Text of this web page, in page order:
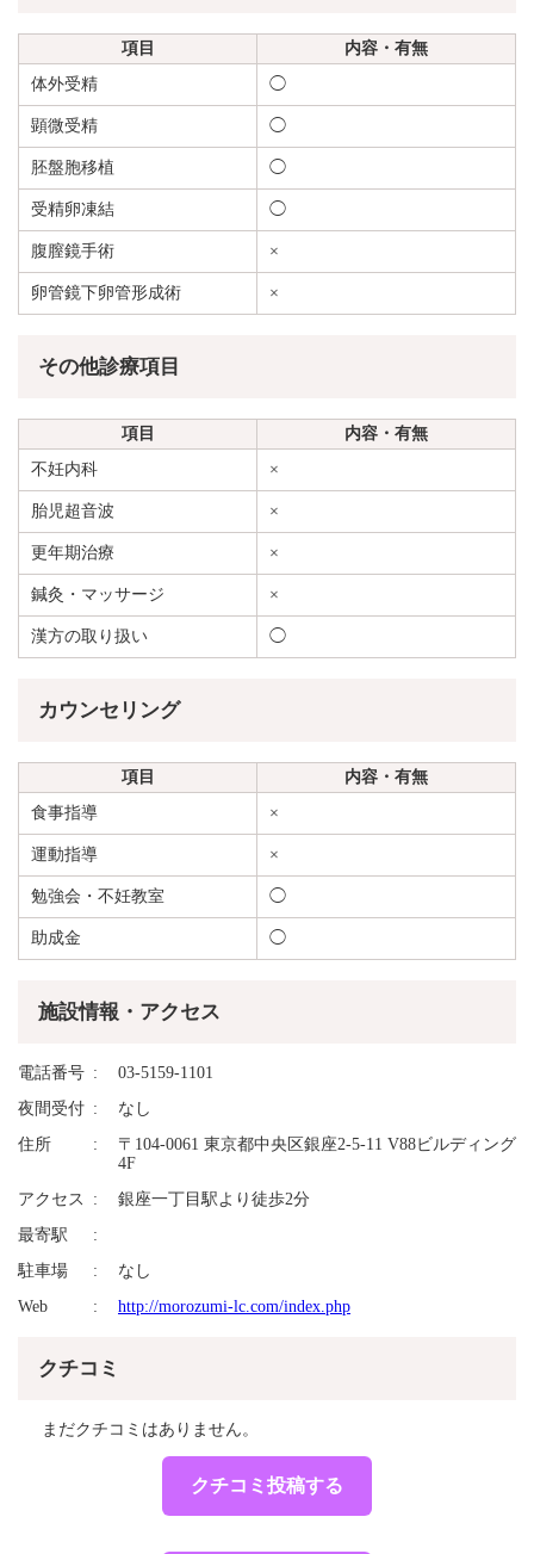
項目
内容・有無
体外受精
◯
顕微受精 ◯
胚盤胞移植 ◯
受精卵凍結 ◯
腹膣鏡手術 ×
卵管鏡下卵管形成術 ×
その他診療項目
項目
内容・有無
不妊内科
×
胎児超音波 ×
更年期治療 ×
鍼灸・マッサージ ×
漢方の取り扱い ◯
カウンセリング
項目
内容・有無
食事指導
×
運動指導 ×
勉強会・不妊教室 ◯
助成金 ◯
施設情報・アクセス
電話番号
03-5159-1101
夜間受付
なし
住所
〒104-0061 東京都中央区銀座2-5-11 V88ビルディング
4F
アクセス
銀座一丁目駅より徒歩2分
最寄駅
駐車場
なし
Web
http://morozumi-lc.com/index.php
クチコミ
まだクチコミはありません。
クチコミ投稿する